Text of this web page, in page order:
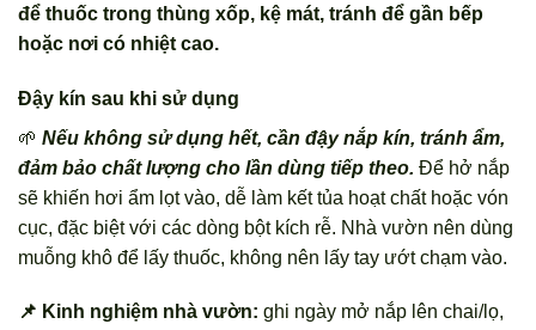
để thuốc trong thùng xốp, kệ mát, tránh để gần bếp
hoặc nơi có nhiệt cao.
Đậy kín sau khi sử dụng
🌱 Nếu không sử dụng hết, cần đậy nắp kín, tránh ẩm,
đảm bảo chất lượng cho lần dùng tiếp theo. Để hở nắp
sẽ khiến hơi ẩm lọt vào, dễ làm kết tủa hoạt chất hoặc vón
cục, đặc biệt với các dòng bột kích rễ. Nhà vườn nên dùng
muỗng khô để lấy thuốc, không nên lấy tay ướt chạm vào.
📌 Kinh nghiệm nhà vườn: ghi ngày mở nắp lên chai/lọ,